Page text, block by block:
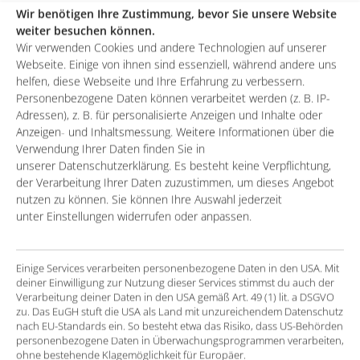
Wir benötigen Ihre Zustimmung, bevor Sie unsere Website
weiter besuchen können.
Wir verwenden Cookies und andere Technologien auf unserer
Webseite. Einige von ihnen sind essenziell, während andere uns
helfen, diese Webseite und Ihre Erfahrung zu verbessern.
Personenbezogene Daten können verarbeitet werden (z. B. IP-
Adressen), z. B. für personalisierte Anzeigen und Inhalte oder
Anzeigen- und Inhaltsmessung. Weitere Informationen über die
Verwendung Ihrer Daten finden Sie in
unserer Datenschutzerklärung. Es besteht keine Verpflichtung,
der Verarbeitung Ihrer Daten zuzustimmen, um dieses Angebot
nutzen zu können. Sie können Ihre Auswahl jederzeit
unter Einstellungen widerrufen oder anpassen.
Einige Services verarbeiten personenbezogene Daten in den USA. Mit
deiner Einwilligung zur Nutzung dieser Services stimmst du auch der
Verarbeitung deiner Daten in den USA gemäß Art. 49 (1) lit. a DSGVO
zu. Das EuGH stuft die USA als Land mit unzureichendem Datenschutz
nach EU-Standards ein. So besteht etwa das Risiko, dass US-Behörden
personenbezogene Daten in Überwachungsprogrammen verarbeiten,
ohne bestehende Klagemöglichkeit für Europäer.
but the marketing and sales processes to use the
applications had not yet been implemented
Marketing activities continued to be implemented
via isolated solutions, and data transfer to the Sales
Cloud was in many cases carried out manually.
The solution
Set-up of the marketing automation tool “Pardot”
according to requirements and development of
the necessary content (e.g. e-mailing, landing
pages, forms)
Customization of lead, contact and campaign
management in Salesforce and optimization of
data quality through automated processes and